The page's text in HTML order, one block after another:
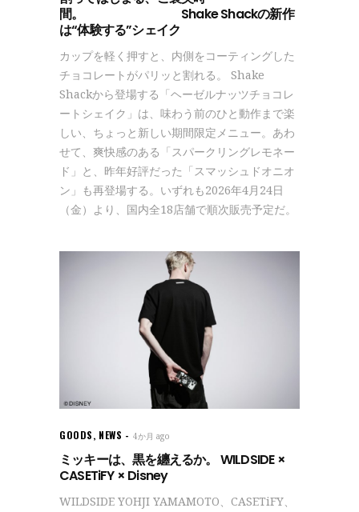
間。 Shake Shackの新作
は“体験する”シェイク
カップを軽く押すと、内側をコーティングした
チョコレートがパリッと割れる。 Shake
Shackから登場する「ヘーゼルナッツチョコレ
ートシェイク」は、味わう前のひと動作まで楽
しい、ちょっと新しい期間限定メニュー。あわ
せて、爽快感のある「スパークリングレモネー
ド」と、昨年好評だった「スマッシュドオニオ
ン」も再登場する。いずれも2026年4月24日
（金）より、国内全18店舗で順次販売予定だ。
GOODS, NEWS 4か月 ago
ミッキーは、黒を纏えるか。 WILDSIDE ×
CASETiFY × Disney
WILDSIDE YOHJI YAMAMOTO、CASETiFY、